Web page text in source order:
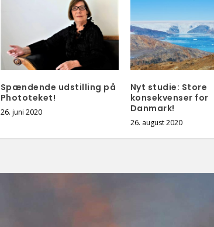
Spændende udstilling på
Phototeket!
26. juni 2020
Nyt studie: Store
konsekvenser for
Danmark!
26. august 2020